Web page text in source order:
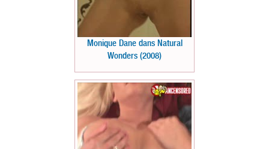
Monique Dane dans Natural
Wonders (2008)